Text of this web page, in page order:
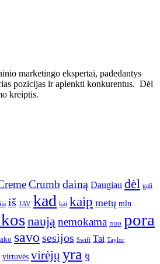
marketingo ekspertai, padedantys
pozicijas ir aplenkti konkurentus. Dėl
kreiptis.
Crumb dainą Daugiau dėl gali
iš JAV kad kai kaip metų mln
naująnemokama nuo pora
savo sesijos Swift Tai Taylor
virtuvės virėjų yra šį